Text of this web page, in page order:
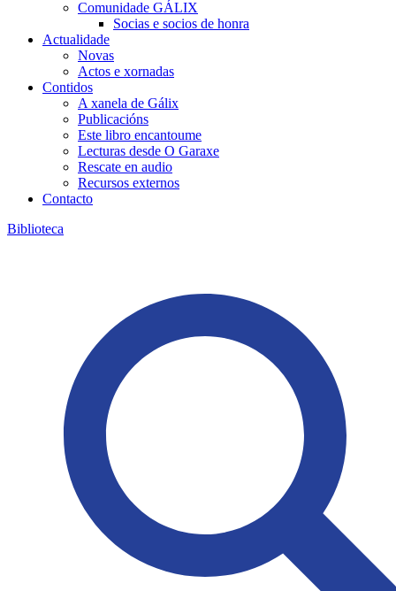
Comunidade GÁLIX
Socias e socios de honra
Actualidade
Novas
Actos e xornadas
Contidos
A xanela de Gálix
Publicacións
Este libro encantoume
Lecturas desde O Garaxe
Rescate en audio
Recursos externos
Contacto
Biblioteca